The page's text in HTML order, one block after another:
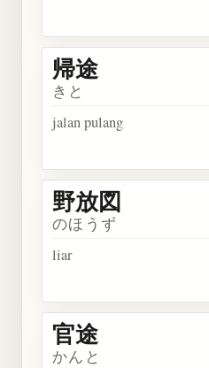
帰途
きと
jalan pulang
野放図
のほうず
liar
官途
かんと